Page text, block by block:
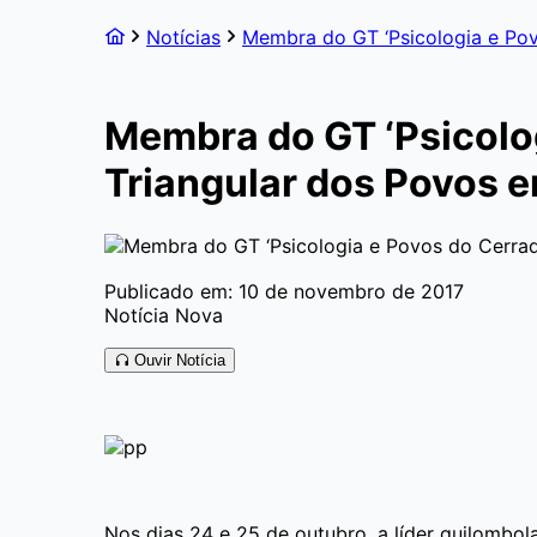
Notícias Membra do GT ‘Psicologia e
Membra do GT
Triangular dos Povos
Publicado em: 10 de novembro de 2017
Notícia Nova
Ouvir Notícia